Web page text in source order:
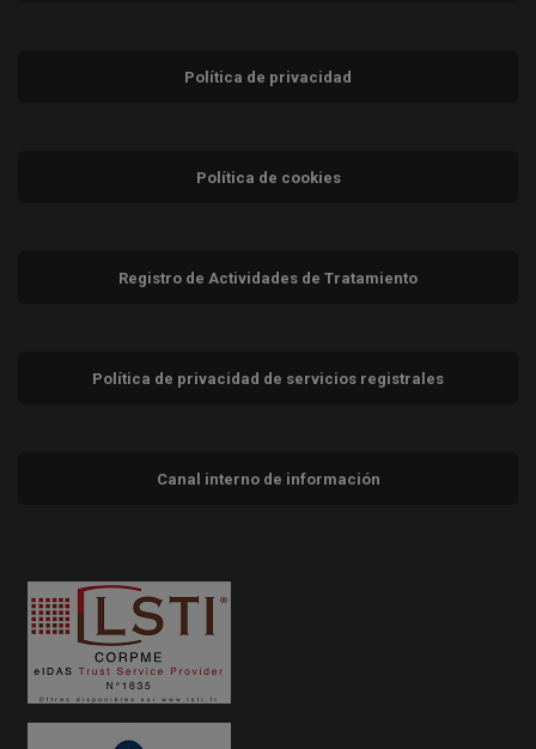
Política de privacidad
Política de cookies
Registro de Actividades de Tratamiento
Política de privacidad de servicios registrales
Canal interno de información